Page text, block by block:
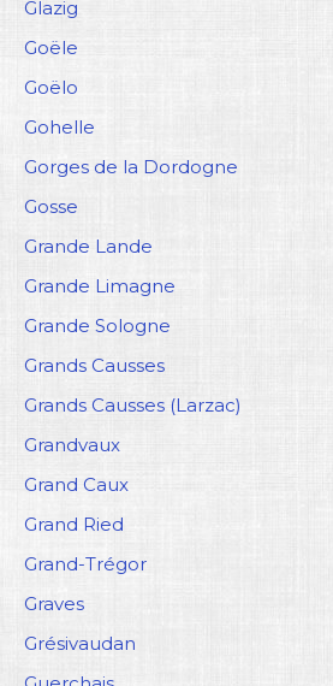
Glazig
Goële
Goëlo
Gohelle
Gorges de la Dordogne
Gosse
Grande Lande
Grande Limagne
Grande Sologne
Grands Causses
Grands Causses (Larzac)
Grandvaux
Grand Caux
Grand Ried
Grand-Trégor
Graves
Grésivaudan